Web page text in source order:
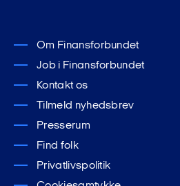
Om Finansforbundet
Job i Finansforbundet
Kontakt os
Tilmeld nyhedsbrev
Presserum
Find folk
Privatlivspolitik